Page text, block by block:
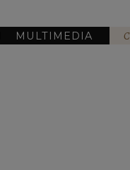
MULTIMEDIA